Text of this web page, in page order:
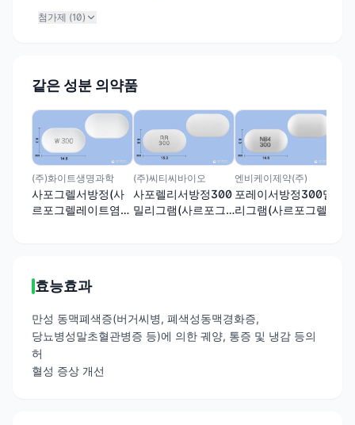
첨가제 (10)
같은 성분 의약품
(주)화이트생명과학
사포그렐서방정(사
르포그렐레이트염산
(주)씨티씨바이오
사포렐리서방정300
밀리그램(사르포그
엔비케이제약(주)
포레이서방정300밀
리그램(사르포그렐
효능효과
만성 동맥폐색증(버거씨병, 폐색성동맥경화증,
당뇨병성말초혈관병증 등)에 의한 궤양, 통증 및 냉감 등의
허
혈성 증상 개선